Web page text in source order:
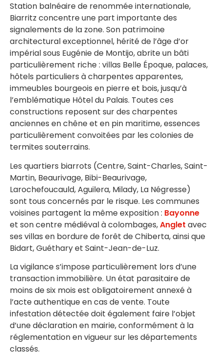
Station balnéaire de renommée internationale,
Biarritz concentre une part importante des
signalements de la zone. Son patrimoine
architectural exceptionnel, hérité de l’âge d’or
impérial sous Eugénie de Montijo, abrite un bâti
particulièrement riche : villas Belle Époque, palaces,
hôtels particuliers à charpentes apparentes,
immeubles bourgeois en pierre et bois, jusqu’à
l’emblématique Hôtel du Palais. Toutes ces
constructions reposent sur des charpentes
anciennes en chêne et en pin maritime, essences
particulièrement convoitées par les colonies de
termites souterrains.
Les quartiers biarrots (Centre, Saint-Charles, Saint-
Martin, Beaurivage, Bibi-Beaurivage,
Larochefoucauld, Aguilera, Milady, La Négresse)
sont tous concernés par le risque. Les communes
voisines partagent la même exposition : Bayonne
et son centre médiéval à colombages,Anglet avec
ses villas en bordure de forêt de Chiberta, ainsi que
Bidart, Guéthary et Saint-Jean-de-Luz.
La vigilance s’impose particulièrement lors d’une
transaction immobilière. Un état parasitaire de
moins de six mois est obligatoirement annexé à
l’acte authentique en cas de vente. Toute
infestation détectée doit également faire l’objet
d’une déclaration en mairie, conformément à la
réglementation en vigueur sur les départements
classés.